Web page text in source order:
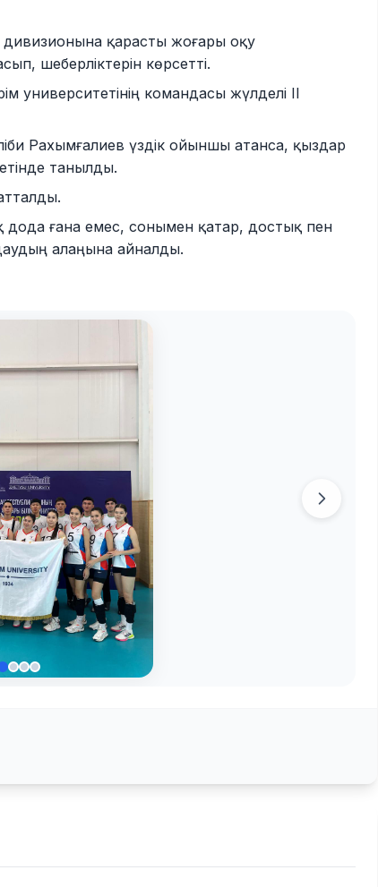
қарасты жоғары оқу
шеберліктерін көрсетті.
командасы жүлделі ІІ
Рахымғалиев үздік ойыншы атанса, қыздар
танылды.
дода ғана емес, сонымен қатар, достық пен
алаңына айналды.